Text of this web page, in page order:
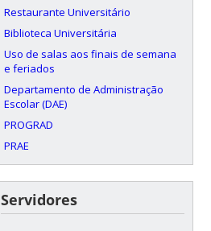
Restaurante Universitário
Biblioteca Universitária
Uso de salas aos finais de semana
e feriados
Departamento de Administração
Escolar (DAE)
PROGRAD
PRAE
Servidores